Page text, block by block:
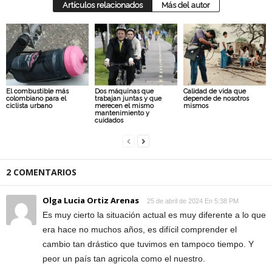
Artículos relacionados Más del autor
El combustible más
colombiano para el
ciclista urbano
Dos máquinas que
trabajan juntas y que
merecen el mismo
mantenimiento y
cuidados
Calidad de vida que
depende de nosotros
mismos
2 COMENTARIOS
Olga Lucia Ortiz Arenas 25 de abril de 2024 En 5:38 PM
Es muy cierto la situación actual es muy diferente a lo que
era hace no muchos años, es difícil comprender el
cambio tan drástico que tuvimos en tampoco tiempo. Y
peor un país tan agricola como el nuestro.